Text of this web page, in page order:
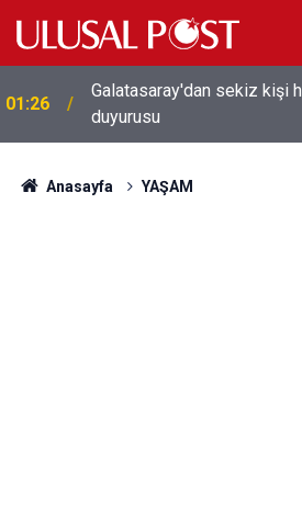
01:26
Galatasaray'dan sekiz kişi
duyurusu
Anasayfa YAŞAM